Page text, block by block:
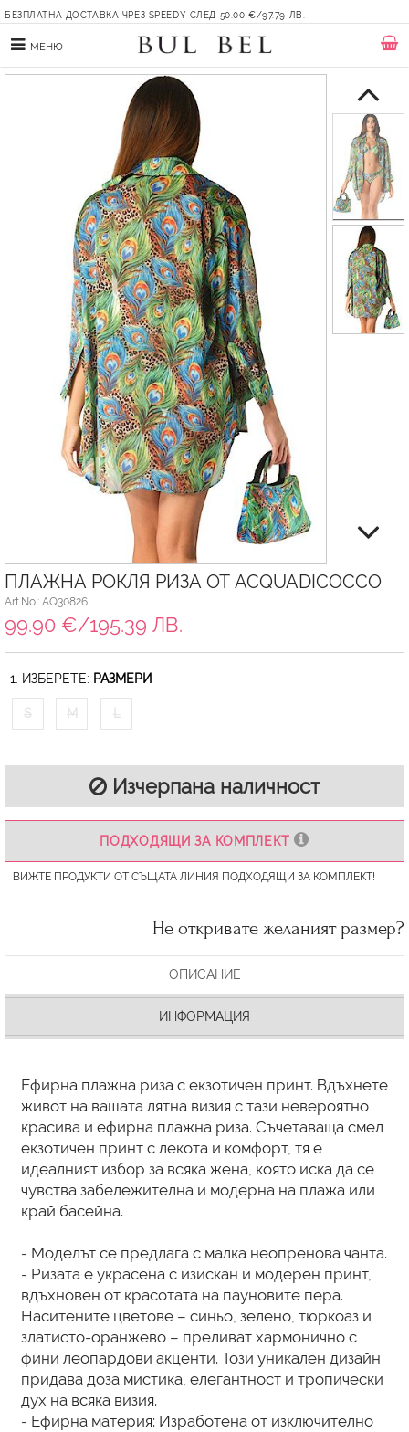
БЕЗПЛАТНА ДОСТАВКА ЧРЕЗ SPEEDY СЛЕД 50.00 €/97.79 ЛВ.
МЕНЮ
ПЛАЖНА РОКЛЯ РИЗА ОТ ACQUADICOCCO
Art.No.: AQ30826
99.90 €/195.39 ЛВ.
1. ИЗБЕРЕТЕ: РАЗМЕРИ
S M L
Изчерпана наличност
ПОДХОДЯЩИ ЗА КОМПЛЕКТ
ВИЖТЕ ПРОДУКТИ ОТ СЪЩАТА ЛИНИЯ ПОДХОДЯЩИ ЗА КОМПЛЕКТ!
Не откривате желаният размер?
ОПИСАНИЕ
ИНФОРМАЦИЯ
Ефирна плажна риза с екзотичен принт. Вдъхнете
живот на вашата лятна визия с тази невероятно
красива и ефирна плажна риза. Съчетаваща смел
екзотичен принт с лекота и комфорт, тя е
идеалният избор за всяка жена, която иска да се
чувства забележителна и модерна на плажа или
край басейна.
- Моделът се предлага с малка неопренова чанта.
- Ризата е украсена с изискан и модерен принт,
вдъхновен от красотата на пауновите пера.
Наситените цветове – синьо, зелено, тюркоаз и
златисто-оранжево – преливат хармонично с
фини леопардови акценти. Този уникален дизайн
придава доза мистика, елегантност и тропически
дух на всяка визия.
- Ефирна материя: Изработена от изключително